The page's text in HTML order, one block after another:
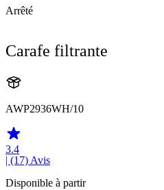
Arrêté
Carafe filtrante
AWP2936WH/10
3.4
| (17) Avis
Disponible à partir